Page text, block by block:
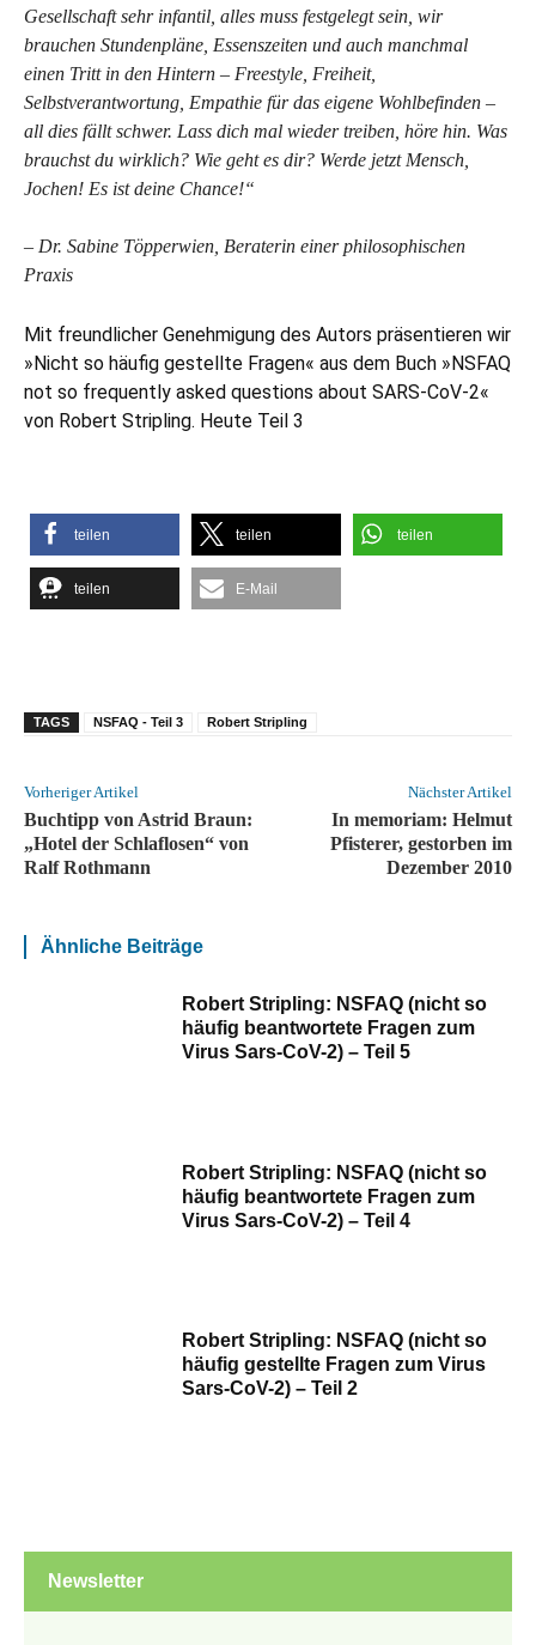
Gesellschaft sehr infantil, alles muss festgelegt sein, wir
brauchen Stundenpläne, Essenszeiten und auch manchmal
einen Tritt in den Hintern – Freestyle, Freiheit,
Selbstverantwortung, Empathie für das eigene Wohlbefinden –
all dies fällt schwer. Lass dich mal wieder treiben, höre hin. Was
brauchst du wirklich? Wie geht es dir? Werde jetzt Mensch,
Jochen! Es ist deine Chance!“
– Dr. Sabine Töpperwien, Beraterin einer philosophischen
Praxis
Mit freundlicher Genehmigung des Autors präsentieren wir
»Nicht so häufig gestellte Fragen« aus dem Buch »NSFAQ
not so frequently asked questions about SARS-CoV-2«
von Robert Stripling. Heute Teil 3
teilen teilen teilen
teilen E-Mail
TAGS NSFAQ - Teil 3 Robert Stripling
Vorheriger Artikel
Buchtipp von Astrid Braun:
„Hotel der Schlaflosen“ von
Ralf Rothmann
Nächster Artikel
In memoriam: Helmut
Pfisterer, gestorben im
Dezember 2010
Ähnliche Beiträge
Robert Stripling: NSFAQ (nicht so
häufig beantwortete Fragen zum
Virus Sars-CoV-2) – Teil 5
Robert Stripling: NSFAQ (nicht so
häufig beantwortete Fragen zum
Virus Sars-CoV-2) – Teil 4
Robert Stripling: NSFAQ (nicht so
häufig gestellte Fragen zum Virus
Sars-CoV-2) – Teil 2
Newsletter